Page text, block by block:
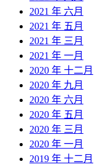
2021 年 六月
2021 年 五月
2021 年 三月
2021 年 一月
2020 年 十二月
2020 年 九月
2020 年 六月
2020 年 五月
2020 年 三月
2020 年 一月
2019 年 十二月